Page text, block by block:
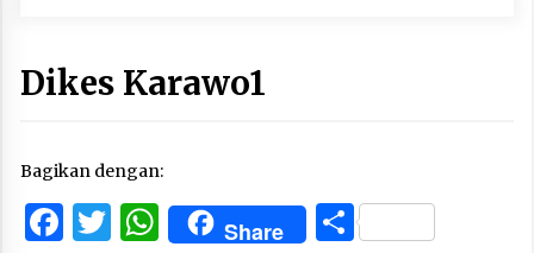
Dikes Karawo1
Bagikan dengan:
Facebook
Twitter
WhatsApp
Share Share